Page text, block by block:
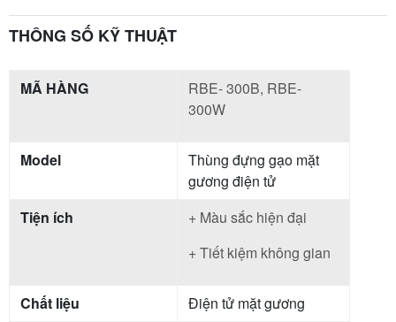
THÔNG SỐ KỸ THUẬT
MÃ HÀNG
RBE- 300B, RBE-
300W
Model
Thùng đựng gạo mặt
gương điện tử
Tiện ích
+ Màu sắc hiện đại
+ Tiết kiệm không gian
Chất liệu
Điện tử mặt gương